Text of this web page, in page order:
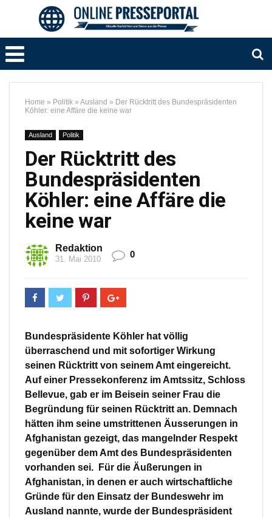
Home » Politik » Ausland » Der Rücktritt des Bundespräsidenten
Köhler: eine Affäre die keine war
Ausland Politik
Der Rücktritt des
Bundespräsidenten
Köhler: eine Affäre die
keine war
Redaktion
31. Mai 2010 0
Bundespräsidente Köhler hat völlig
überraschend und mit sofortiger Wirkung
seinen Rücktritt von seinem Amt eingereicht.
Auf einer Pressekonferenz im Amtssitz, Schloss
Bellevue, gab er im Beisein seiner Frau die
Begründung für seinen Rücktritt an. Demnach
hätten ihm seine umstrittenen Äusserungen in
Afghanistan gezeigt, das mangelnder Respekt
gegenüber dem Amt des Bundespräsidenten
vorhanden sei. Für die Äußerungen in
Afghanistan, in denen er auch wirtschaftliche
Gründe für den Einsatz der Bundeswehr im
Ausland nannte, wurde der Bundespräsident